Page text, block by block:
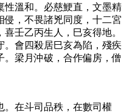
性溫和。必慈鯁直，文墨精
侵，不畏諸兇同度，十二宮
壬乙丙生人，巳亥得地。
。會四殺居巳亥為陷，殘疾
。梁月沖破，合作偏房，僧
。在斗司品秩，在數司權